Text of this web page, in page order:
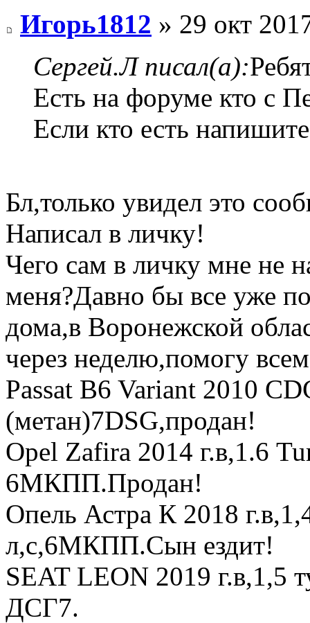
Игорь1812 » 29 окт
Сергей.Л писал(а):
Есть на форуме кто с
Если кто есть
Бл,только увидел это
Написал в личку!
Чего сам в личку мне не
меня?Давно бы все уже
дома,в Воронежской
через неделю,помогу
Passat B6 Variant 2010
(метан)7DSG,продан!
Opel Zafira 2014 г.в,1.6
6МКПП.Продан!
Опель Астра К 2018
л,с,6МКПП.Сын ездит!
SEAT LEON 2019 г.в,1,5
ДСГ7.